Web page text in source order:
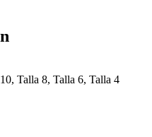
Talla 8, Talla 6, Talla 4